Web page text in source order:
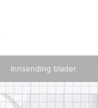
Innsending blader